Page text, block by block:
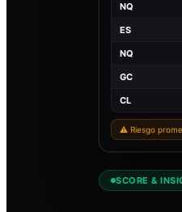
NQ
ES
NQ
GC
CL
⚠ Riesgo
SCORE &